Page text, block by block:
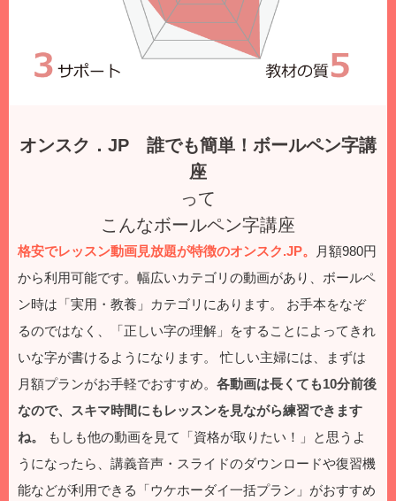
オンスク．JP 誰でも簡単！ボールペン字講
座
って
こんなボールペン字講座
格安でレッスン動画見放題が特徴のオンスク.JP。
月額980円
から利用可能です。幅広いカテゴリの動画があり、ボールペ
ン時は「実用・教養」カテゴリにあります。
お手本をなぞ
るのではなく、「正しい字の理解」をすることによってきれ
いな字が書けるようになります。
忙しい主婦には、まずは
月額プランがお手軽でおすすめ。 各動画は長くても10分前後
なので、スキマ時間にもレッスンを見ながら練習できます
ね。
もしも他の動画を見て「資格が取りたい！」と思うよ
うになったら、講義音声・スライドのダウンロードや復習機
能などが利用できる「ウケホーダイ一括プラン」がおすすめ